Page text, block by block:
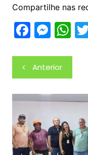
Compartilhe nas
F
c
e
b
o
k
M
s
s
e
g
er
W
at
s
A
p
Navegação
de
Post
Anterior